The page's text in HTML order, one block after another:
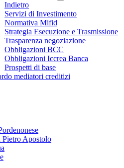
Indietro
Servizi di Investimento
Normativa Mifid
Strategia Esecuzione e Trasmissione
Trasparenza negoziazione
Obbligazioni BCC
Obbligazioni Iccrea Banca
Prospetti di base
mediatori creditizi
Pietro Apostolo